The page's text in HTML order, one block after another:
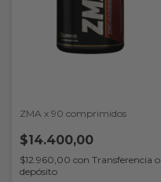
ZMA x 90 comprimidos
$14.400,00
$12.960,00 con Transferencia o
depósito